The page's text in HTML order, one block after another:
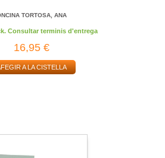
TORTOSA, ANA
Consultar terminis d'entrega
16,95 €
A LA CISTELLA